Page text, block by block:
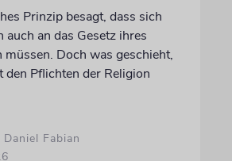
Prinzip besagt, dass sich
auch an das Gesetz ihres
müssen. Doch was geschieht,
den Pflichten der Religion
Fabian